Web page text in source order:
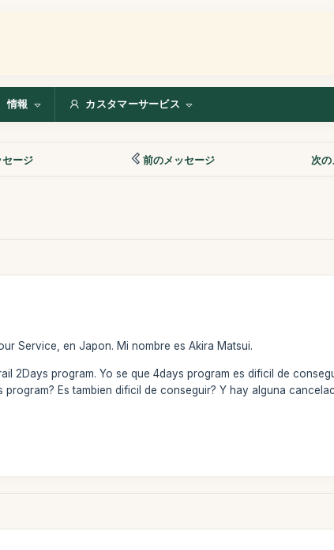
情報 カスタマーサービス
ージ 前のメッセージ 次
Service, en Japon. Mi nombre es Akira Matsui.
2Days program. Yo se que 4days program es dificil de
Es tambien dificil de conseguir? Y hay alguna